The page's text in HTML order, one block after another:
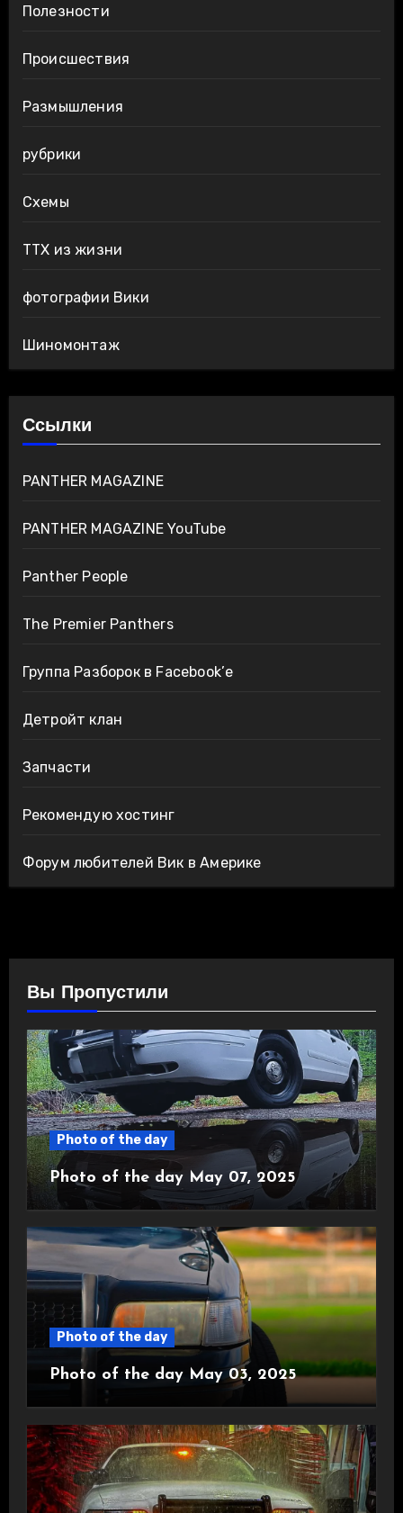
Полезности
Происшествия
Размышления
рубрики
Схемы
ТТХ из жизни
фотографии Вики
Шиномонтаж
Ссылки
PANTHER MAGAZINE
PANTHER MAGAZINE YouTube
Panther People
The Premier Panthers
Группа Разборок в Facebook’е
Детройт клан
Запчасти
Рекомендую хостинг
Форум любителей Вик в Америке
Вы Пропустили
Photo of the day
Photo of the day May 07, 2025
Photo of the day
Photo of the day May 03, 2025